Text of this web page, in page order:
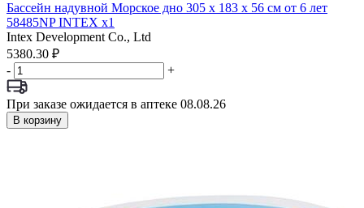
Бассейн надувной Морское дно 305 х 183 х 56 см от 6 лет
58485NP INTEX x1
Intex Development Co., Ltd
5380.30 ₽
-
+
При заказе ожидается в аптеке 08.08.26
В корзину